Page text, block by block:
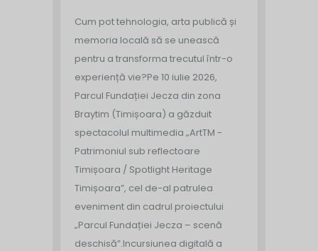
Cum pot tehnologia, arta publică și
memoria locală să se unească
pentru a transforma trecutul într-o
experiență vie?Pe 10 iulie 2026,
Parcul Fundației Jecza din zona
Braytim (Timișoara) a găzduit
spectacolul multimedia „ArtTM -
Patrimoniul sub reflectoare
Timișoara / Spotlight Heritage
Timișoara”, cel de-al patrulea
eveniment din cadrul proiectului
„Parcul Fundației Jecza – scenă
deschisă”.Incursiunea digitală a